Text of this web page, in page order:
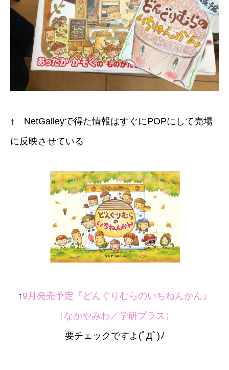
↑ NetGalleyで得た情報はすぐにPOPにして売場
に反映させている
↑9月発売予定『どんぐりむらのいちねんかん』
（なかやみわ／学研プラス）
要チェックですよ(ﾟДﾟ)ﾉ